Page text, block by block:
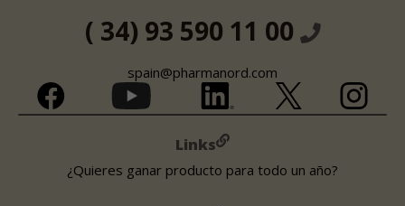
( 34) 93 590 11 00
spain@pharmanord.com
Links
¿Quieres ganar producto para todo un año?